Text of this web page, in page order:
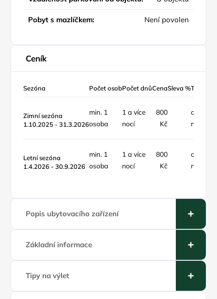
Pobyt s mazlíčkem: Není povolen
Ceník
Sezóna Počet osobPočet dnůCenaSleva %Typ ceny
Zimní sezóna
1.10.2025 - 31.3.2026
min. 1
osoba
1 a více
nocí
800
Kč
osoba /
noc
Letní sezóna
1.4.2026 - 30.9.2026
min. 1
osoba
1 a více
nocí
800
Kč
osoba /
noc
Popis ubytovacího zařízení
Základní informace
Tipy na výlet